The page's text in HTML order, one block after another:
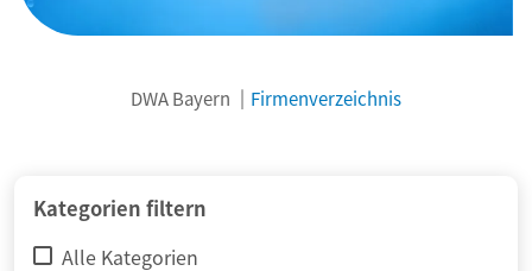
DWA Bayern Firmenverzeichnis
Kategorien filtern
Alle Kategorien